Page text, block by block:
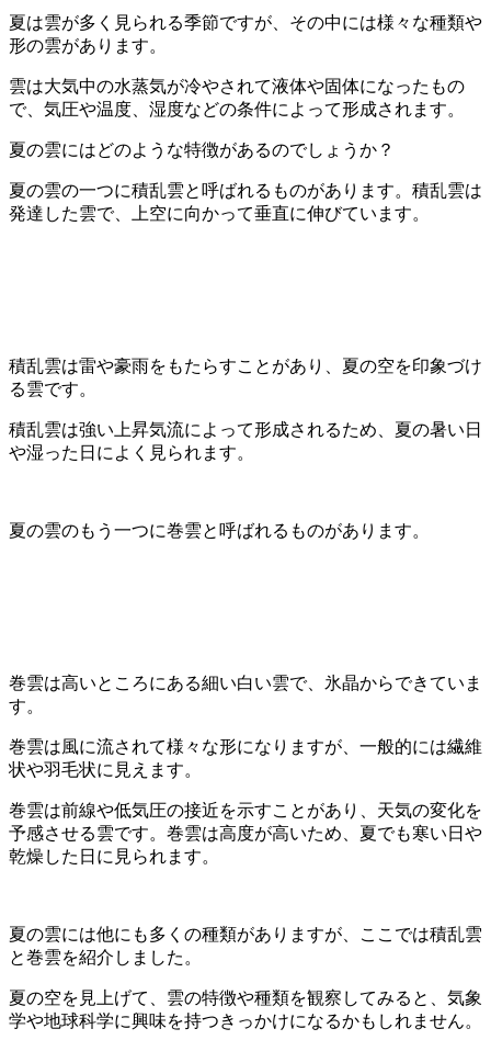
夏は雲が多く見られる季節ですが、その中には様々な種類や
形の雲があります。
雲は大気中の水蒸気が冷やされて液体や固体になったもの
で、気圧や温度、湿度などの条件によって形成されます。
夏の雲にはどのような特徴があるのでしょうか？
夏の雲の一つに積乱雲と呼ばれるものがあります。積乱雲は
発達した雲で、上空に向かって垂直に伸びています。
積乱雲は雷や豪雨をもたらすことがあり、夏の空を印象づけ
る雲です。
積乱雲は強い上昇気流によって形成されるため、夏の暑い日
や湿った日によく見られます。
夏の雲のもう一つに巻雲と呼ばれるものがあります。
巻雲は高いところにある細い白い雲で、氷晶からできていま
す。
巻雲は風に流されて様々な形になりますが、一般的には繊維
状や羽毛状に見えます。
巻雲は前線や低気圧の接近を示すことがあり、天気の変化を
予感させる雲です。巻雲は高度が高いため、夏でも寒い日や
乾燥した日に見られます。
夏の雲には他にも多くの種類がありますが、ここでは積乱雲
と巻雲を紹介しました。
夏の空を見上げて、雲の特徴や種類を観察してみると、気象
学や地球科学に興味を持つきっかけになるかもしれません。